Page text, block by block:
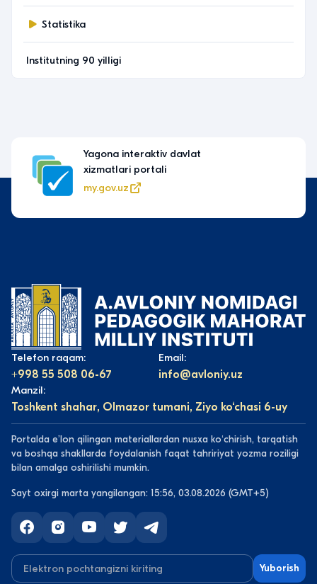
Statistika
Institutning 90 yilligi
Oʻzbekiston Respublikasi Oliy taʼlim, fan va
innovatsiyalar vazirligi
edu.uz
Telefon raqam:
+998 55 508 06-67
Email:
info@avloniy.uz
Manzil:
Toshkent shahar, Olmazor tumani, Ziyo ko‘chasi 6-uy
Portalda eʼlon qilingan materiallardan nusxa koʻchirish, tarqatish
va boshqa shakllarda foydalanish faqat tahririyat yozma roziligi
bilan amalga oshirilishi mumkin.
Sayt oxirgi marta yangilangan: 15:56, 03.08.2026 (GMT+5)
Yuborish